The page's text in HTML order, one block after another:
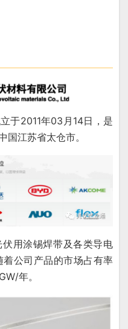
于2011年03月14日，是
国江苏省太仓市。
用涂锡焊带及各类导电
公司产品的市场占有率
年。